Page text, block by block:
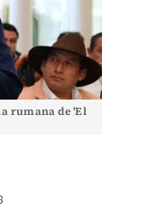
rumana de 'El